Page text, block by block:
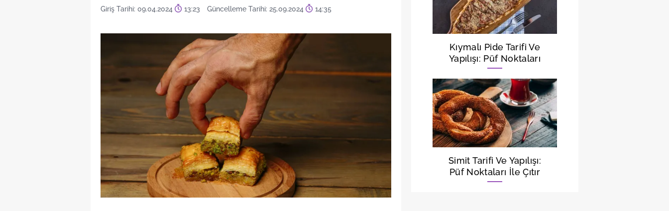
Giriş Tarihi: 09.04.2024 13:23 Güncelleme Tarihi: 25.09.2024 14:35
Kıymalı Pide Tarifi Ve
Yapılışı: Püf Noktaları
İle Kıymalı Pide Nasıl
Yapılır, Malzemeleri
Neler?
Simit Tarifi Ve Yapılışı:
Püf Noktaları İle Çıtır
Çıtır Susamlı Gevrek